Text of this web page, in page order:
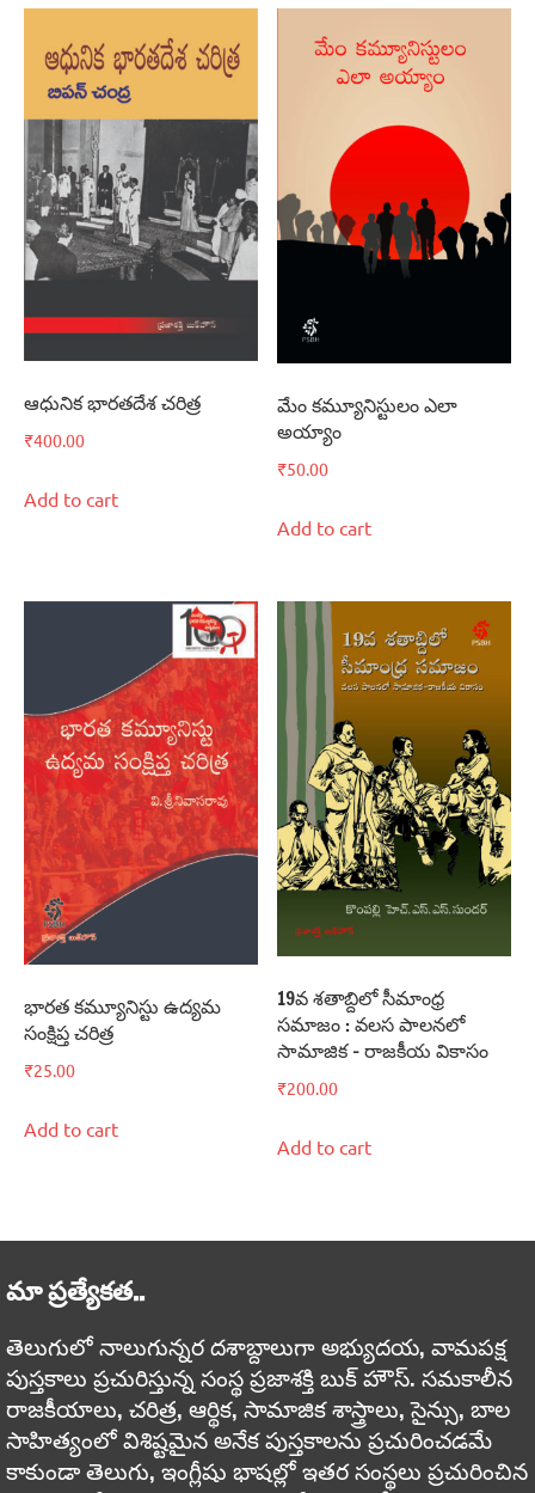
ఆధునిక భారతదేశ చరిత్ర
₹400.00
Add to cart
మేం కమ్యూనిస్టులం ఎలా
అయ్యాం
₹50.00
Add to cart
భారత కమ్యూనిస్టు ఉద్యమ
సంక్షిప్త చరిత్ర
₹25.00
Add to cart
19వ శతాబ్దిలో సీమాంధ్ర
సమాజం : వలస పాలనలో
సామాజిక – రాజకీయ వికాసం
₹200.00
Add to cart
మా ప్రత్యేకత..
తెలుగులో నాలుగున్నర దశాబ్దాలుగా అభ్యుదయ, వామపక్ష
పుస్తకాలు ప్రచురిస్తున్న సంస్థ ప్రజాశక్తి బుక్ హౌస్. సమకాలీన
రాజకీయాలు, చరిత్ర, ఆర్థిక, సామాజిక శాస్త్రాలు, సైన్సు, బాల
సాహిత్యంలో విశిష్టమైన అనేక పుస్తకాలను ప్రచురించడమే
కాకుండా తెలుగు, ఇంగ్లీషు భాషల్లో ఇతర సంస్థలు ప్రచురించిన